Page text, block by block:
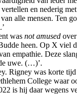
en nederig
alle mensen. Ten
was not amused
heen. Op X viel
empathie. Deze
uwe. (…)’.
Rigney was korte
College waar
is hij daar wegens